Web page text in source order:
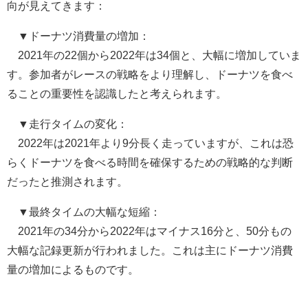
向が見えてきます：
▼ドーナツ消費量の増加：
2021年の22個から2022年は34個と、大幅に増加していま
す。参加者がレースの戦略をより理解し、ドーナツを食べ
ることの重要性を認識したと考えられます。
▼走行タイムの変化：
2022年は2021年より9分長く走っていますが、これは恐
らくドーナツを食べる時間を確保するための戦略的な判断
だったと推測されます。
▼最終タイムの大幅な短縮：
2021年の34分から2022年はマイナス16分と、50分もの
大幅な記録更新が行われました。これは主にドーナツ消費
量の増加によるものです。